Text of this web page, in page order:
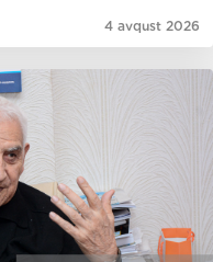
4 avqust 2026